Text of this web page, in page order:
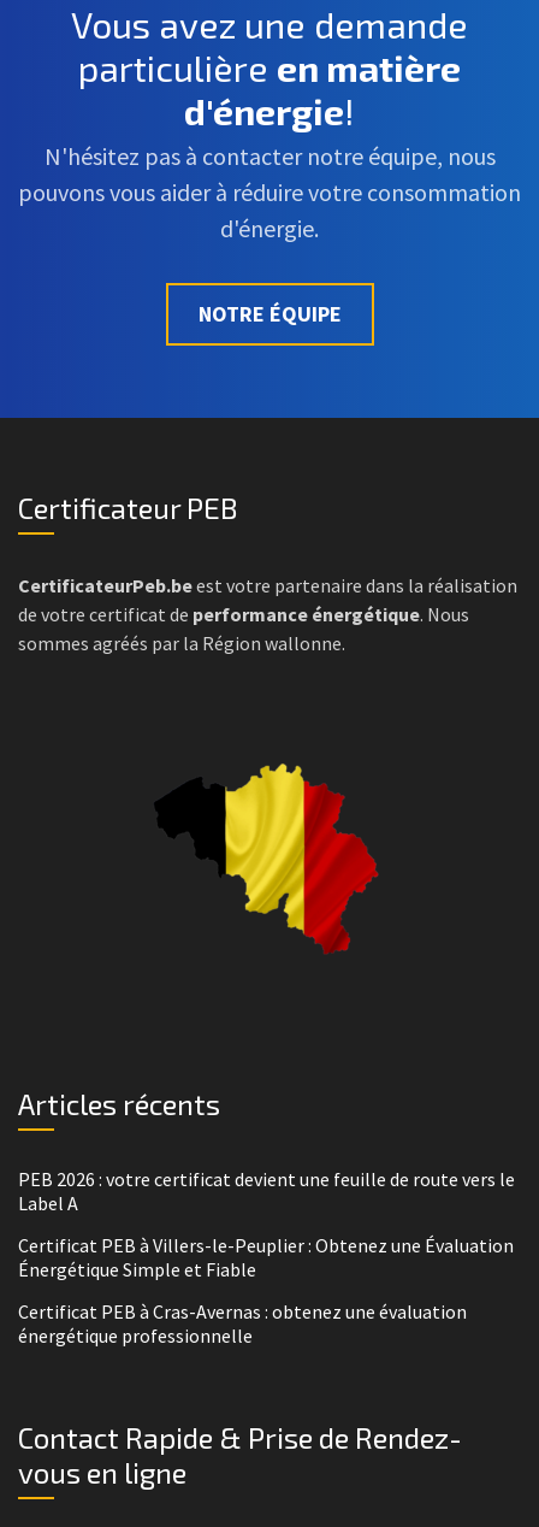
Vous avez une demande
particulière en matière
d'énergie!
N'hésitez pas à contacter notre équipe, nous
pouvons vous aider à réduire votre consommation
d'énergie.
NOTRE ÉQUIPE
Certificateur PEB
CertificateurPeb.beest votre partenaire dans la réalisation
de votre certificat de performance énergétique. Nous
sommes agréés par la Région wallonne.
Articles récents
PEB 2026 : votre certificat devient une feuille de route vers le
Label A
Certificat PEB à Villers-le-Peuplier : Obtenez une Évaluation
Énergétique Simple et Fiable
Certificat PEB à Cras-Avernas : obtenez une évaluation
énergétique professionnelle
Contact Rapide & Prise de Rendez-
vous en ligne